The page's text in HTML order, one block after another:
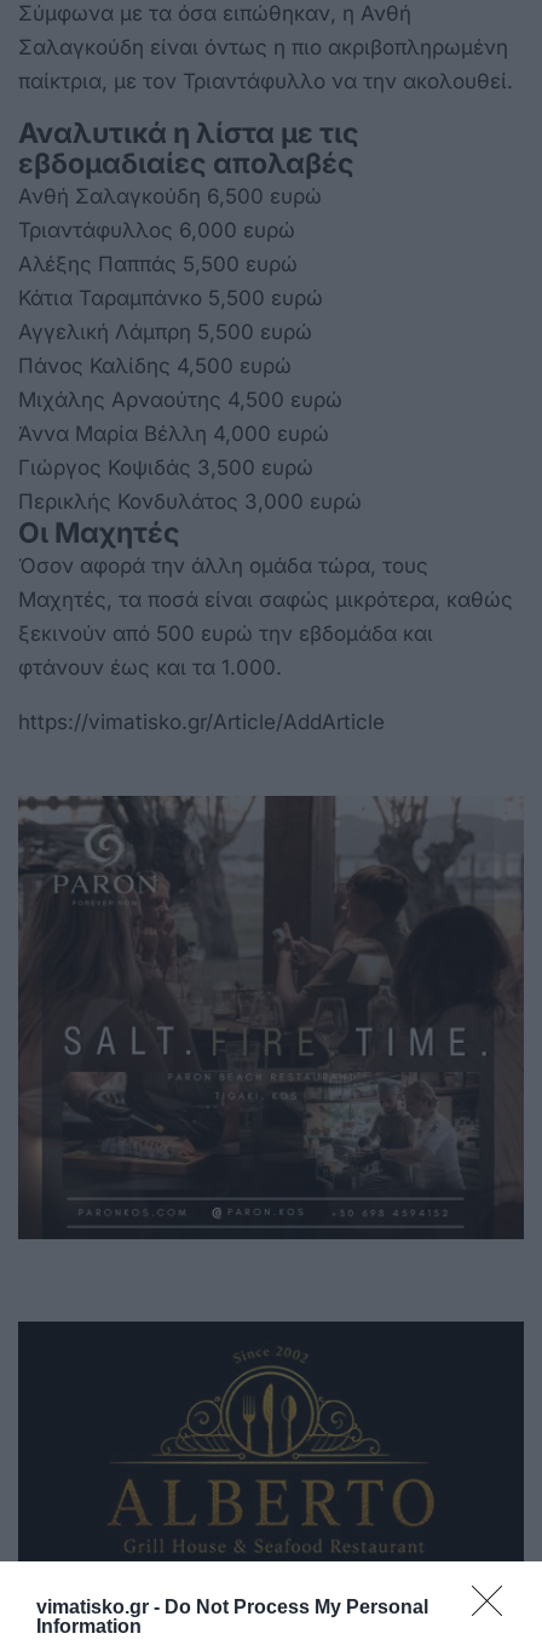
vimatisko.gr - Do Not Process My Personal
Information
Σύμφωνα με τα όσα ειπώθηκαν, η Ανθή
Σαλαγκούδη είναι όντως η πιο ακριβοπληρωμένη
παίκτρια, με τον Τριαντάφυλλο να την ακολουθεί.
Αναλυτικά η λίστα με τις
εβδομαδιαίες απολαβές
Ανθή Σαλαγκούδη 6,500 ευρώ
Τριαντάφυλλος 6,000 ευρώ
Αλέξης Παππάς 5,500 ευρώ
Κάτια Ταραμπάνκο 5,500 ευρώ
Αγγελική Λάμπρη 5,500 ευρώ
Πάνος Καλίδης 4,500 ευρώ
Μιχάλης Αρναούτης 4,500 ευρώ
Άννα Μαρία Βέλλη 4,000 ευρώ
Γιώργος Κοψιδάς 3,500 ευρώ
Περικλής Κονδυλάτος 3,000 ευρώ
Οι Μαχητές
Όσον αφορά την άλλη ομάδα τώρα, τους
Μαχητές, τα ποσά είναι σαφώς μικρότερα, καθώς
ξεκινούν από 500 ευρώ την εβδομάδα και
φτάνουν έως και τα 1.000.
https://vimatisko.gr/Article/AddArticle